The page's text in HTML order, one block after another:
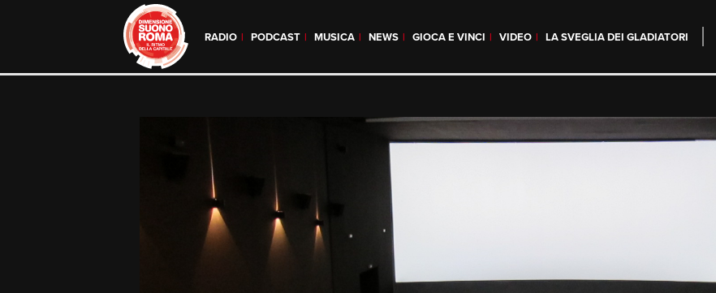
RADIO PODCAST MUSICA NEWS GIOCA E VINCI VIDEO LA SVEGLIA DEI GLADIATORI